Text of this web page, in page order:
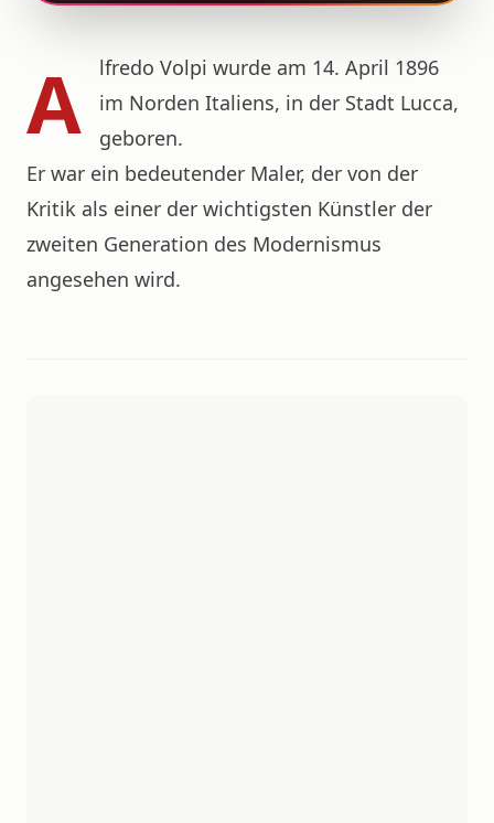
A
lfredo Volpi wurde am 14. April 1896
im Norden Italiens, in der Stadt Lucca,
geboren.
Er war ein bedeutender Maler, der von der
Kritik als einer der wichtigsten Künstler der
zweiten Generation des Modernismus
angesehen wird.